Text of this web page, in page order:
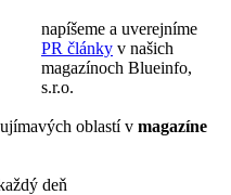
napíšeme a uverejníme
PR články v našich
magazínoch Blueinfo,
s.r.o.
oblastí v magazíne
deň